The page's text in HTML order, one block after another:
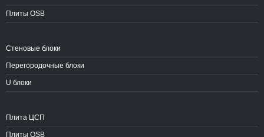
Плиты OSB
Стеновые блоки
Перегородочные блоки
U блоки
Плита ЦСП
Плиты OSB